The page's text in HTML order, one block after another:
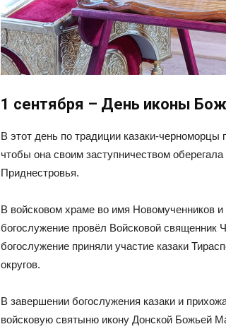
1 сентября – День иконы
В этот день по традиции казаки-
чтобы она своим заступничеством
Приднестровья.
В войсковом храме во имя Новомученников
богослужение провёл Войсковой
богослужение приняли участие казаки
округов.
В завершении богослужения казаки и
войсковую святыню икону Донской Божьей